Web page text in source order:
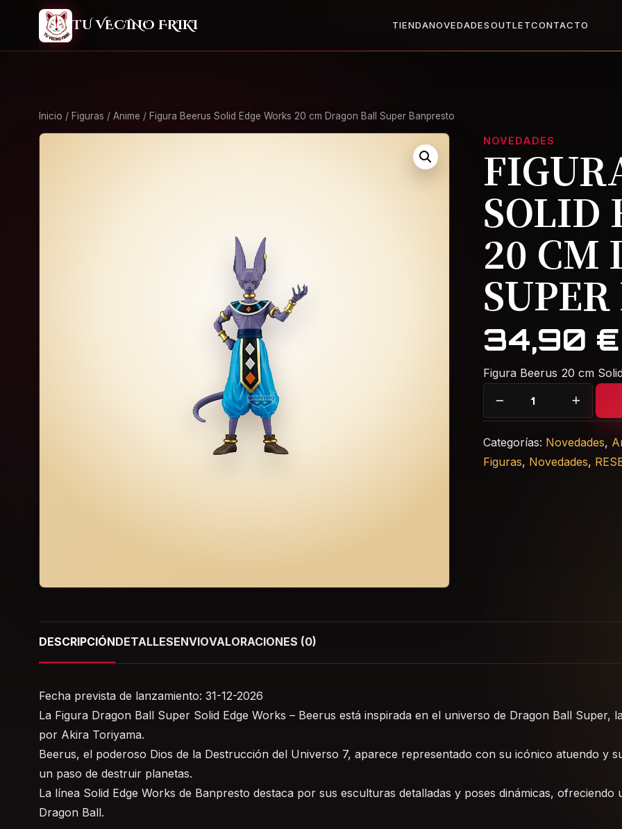
TU VECINO FRIKI TIENDANOVEDADESOUTLETCONTACTO
Inicio / Figuras / Anime / Figura Beerus Solid Edge Works 20 cm Dragon Ball Super Banpresto
NOVEDADES
SOLID
20 CM
34,90 €
Figura Beerus 20 cm
Figura Beerus Solid
Categorías: Novedades,
Figuras, Novedades,
DESCRIPCIÓNDETALLESENVIOVALORACIONES (0)
Fecha prevista de lanzamiento: 31-12-2026
La Figura Dragon Ball Super Solid Edge Works – Beerus está inspirada en el universo de Dragon Ball Super,
por Akira Toriyama.
Beerus, el poderoso Dios de la Destrucción del Universo 7, aparece representado con su icónico atuendo y
un paso de destruir planetas.
La línea Solid Edge Works de Banpresto destaca por sus esculturas detalladas y poses dinámicas,
Dragon Ball.